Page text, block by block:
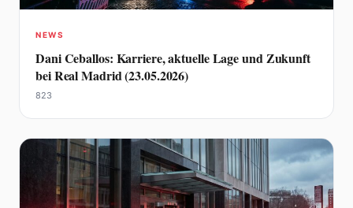
NEWS
Dani Ceballos: Karriere, aktuelle Lage und Zukunft
bei Real Madrid (23.05.2026)
823